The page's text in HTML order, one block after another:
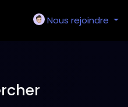
Nous rejoindre